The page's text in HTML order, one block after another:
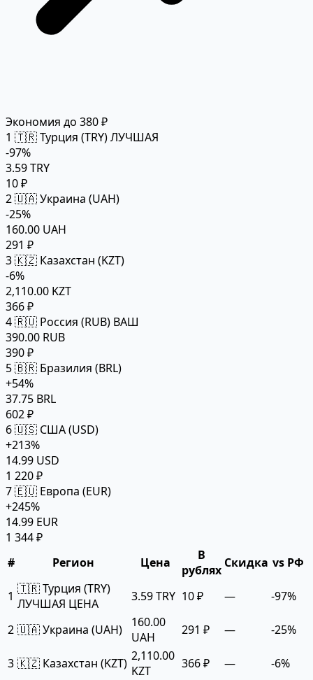
Экономия до 380 ₽
1 🇹🇷 Турция (TRY)ЛУЧШАЯ
-97%
3.59 TRY
10 ₽
2🇺🇦 Украина (UAH)
-25%
160.00 UAH
291 ₽
3🇰🇿 Казахстан (KZT)
-6%
2,110.00 KZT
366 ₽
4🇷🇺 Россия (RUB) ВАШ
390.00 RUB
390 ₽
5🇧🇷 Бразилия (BRL)
+54%
37.75 BRL
602 ₽
6🇺🇸 США (USD)
+213%
14.99 USD
1 220 ₽
7🇪🇺 Европа (EUR)
+245%
14.99 EUR
1 344 ₽
#
Регион Цена
В
рублях Скидка vs РФ
1 🇹🇷 Турция (TRY)
ЛУЧШАЯ ЦЕНА
3.59 TRY 10 ₽ — -97%
2 🇺🇦 Украина (UAH)
160.00
UAH
291 ₽ — -25%
3 🇰🇿 Казахстан (KZT) 2,110.00
KZT
366 ₽ — -6%